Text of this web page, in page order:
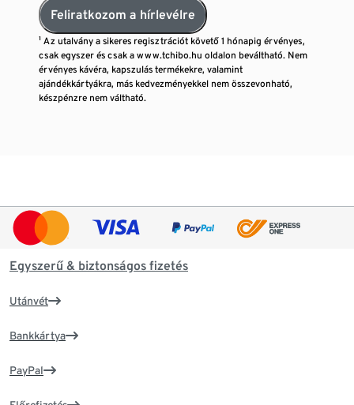
Feliratkozom a hírlevélre
¹ Az utalvány a sikeres regisztrációt követő 1 hónapig érvényes,
csak egyszer és csak a www.tchibo.hu oldalon beváltható. Nem
érvényes kávéra, kapszulás termékekre, valamint
ajándékkártyákra, más kedvezményekkel nem összevonható,
készpénzre nem váltható.
Egyszerű & biztonságos fizetés
Utánvét
Bankkártya
PayPal